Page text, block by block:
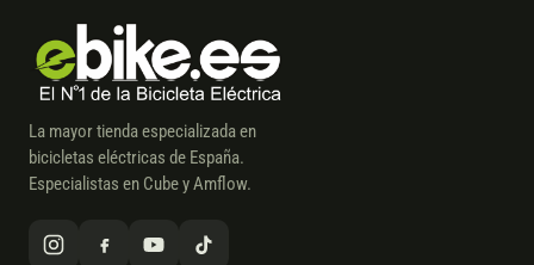
La mayor tienda especializada en
bicicletas eléctricas de España.
Especialistas en Cube y Amflow.